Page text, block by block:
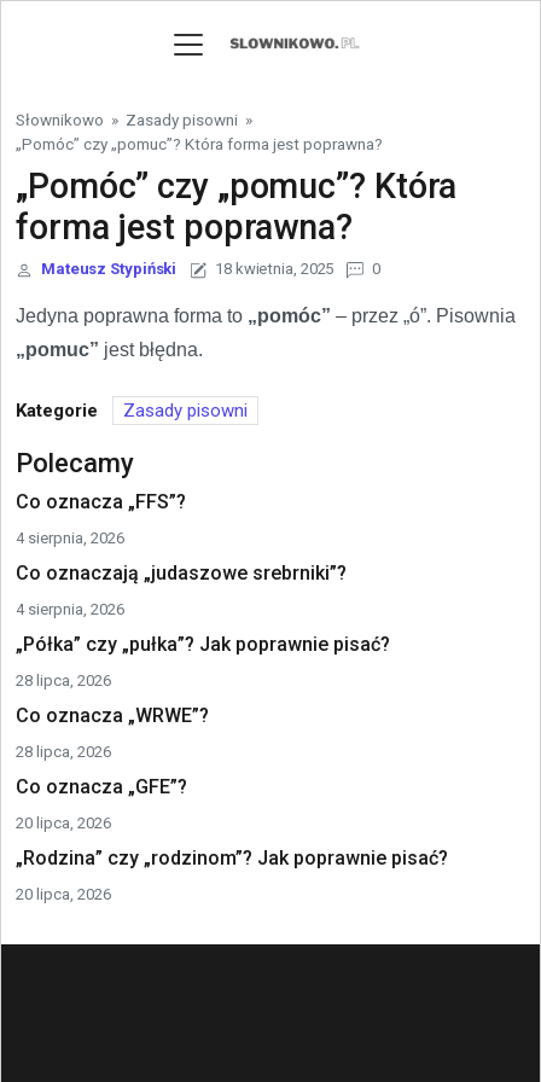
Słownikowo » Zasady pisowni »
„Pomóc” czy „pomuc”? Która forma jest poprawna?
„Pomóc” czy „pomuc”? Która
forma jest poprawna?
Mateusz Stypiński 18 kwietnia, 2025 0
Jedyna poprawna forma to „pomóc” – przez „ó”. Pisownia
„pomuc” jest błędna.
Kategorie Zasady pisowni
Polecamy
Co oznacza „FFS”?
4 sierpnia, 2026
Co oznaczają „judaszowe srebrniki”?
4 sierpnia, 2026
„Półka” czy „pułka”? Jak poprawnie pisać?
28 lipca, 2026
Co oznacza „WRWE”?
28 lipca, 2026
Co oznacza „GFE”?
20 lipca, 2026
„Rodzina” czy „rodzinom”? Jak poprawnie pisać?
20 lipca, 2026